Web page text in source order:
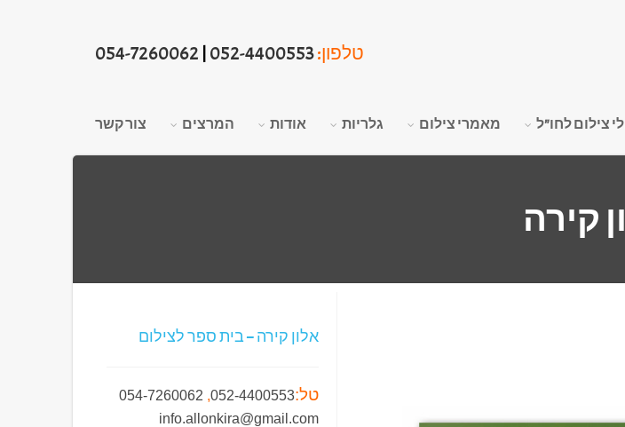
צילום לחו"ל מאמרי צילום גלריות אודות המרצים צור קשר
טלפון:052-4400553
054-7260062
קירה
אלון קירה – בית ספר לצילום
טל:052-4400553
,
054-7260062
info.allonkira@gmail.com